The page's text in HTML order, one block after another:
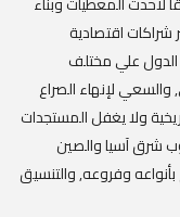
اقتصادية
علي مختلف
لإنهاء الصراع
ولا يغفل المستجدات
شرق آسيا والصين
بأنواعه وفروعه, والتنسيق